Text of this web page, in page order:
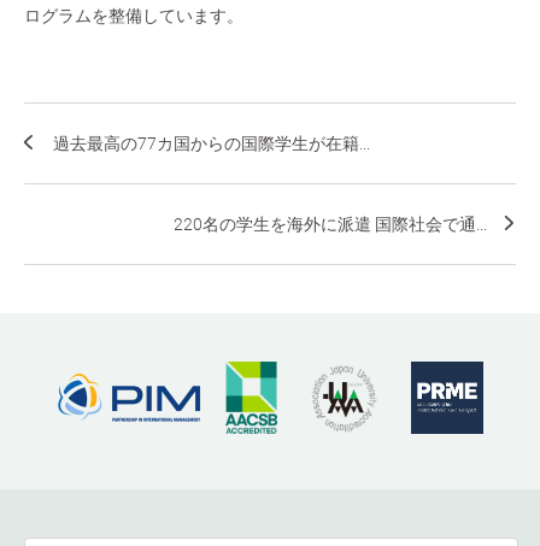
ログラムを整備しています。
過去最高の77カ国からの国際学生が在籍...
220名の学生を海外に派遣 国際社会で通...